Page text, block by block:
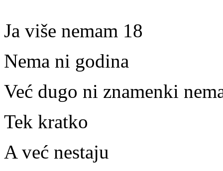
Ja više nemam 18
Nema ni godina
Već dugo ni znamenki
Tek kratko
A već nestaju